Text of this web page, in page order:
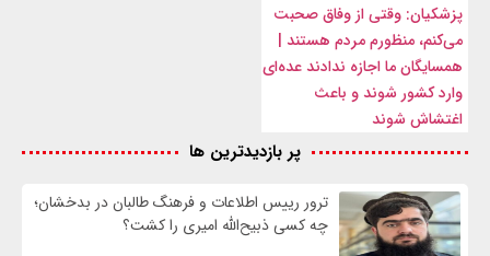
پزشکیان: وقتی از وفاق صحبت
می‌کنم، منظورم مردم هستند |
همسایگان ما اجازه ندادند عده‌ای
وارد کشور شوند و باعث
اغتشاش شوند
پر بازدیدترین ها
ترور رییس اطلاعات و فرهنگ طالبان در بدخشان؛
چه کسی ذبیح‌الله امیری را کشت؟